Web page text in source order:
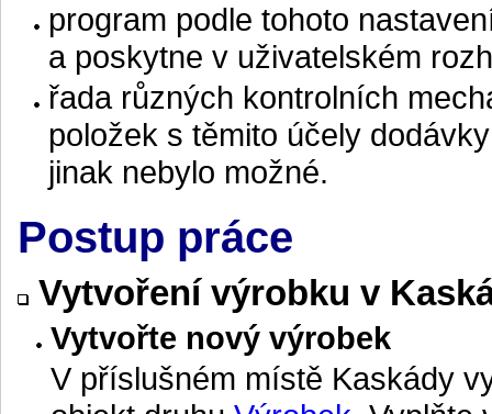
program podle tohoto
a poskytne v uživatelském
řada různých kontrolních
položek s těmito účely
jinak nebylo možné.
Postup práce
Vytvoření výrobku v
Vytvořte nový výrobek
V příslušném místě Kaskády